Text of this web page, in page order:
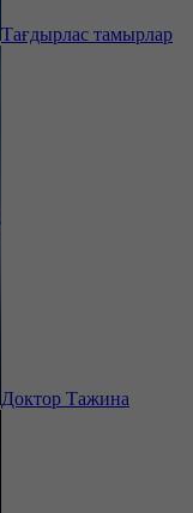
Тағдырлас тамырлар
Доктор Тажина